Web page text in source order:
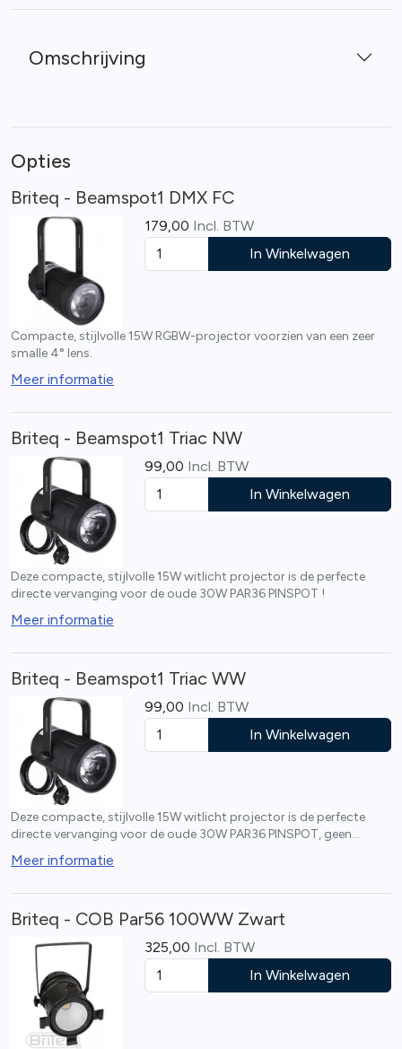
Omschrijving
Opties
Briteq - Beamspot1 DMX FC
179,00 Incl. BTW
In Winkelwagen
Compacte, stijlvolle 15W RGBW-projector voorzien van een zeer
smalle 4° lens.
Meer informatie
Briteq - Beamspot1 Triac NW
99,00 Incl. BTW
In Winkelwagen
Deze compacte, stijlvolle 15W witlicht projector is de perfecte
directe vervanging voor de oude 30W PAR36 PINSPOT !
Meer informatie
Briteq - Beamspot1 Triac WW
99,00 Incl. BTW
In Winkelwagen
Deze compacte, stijlvolle 15W witlicht projector is de perfecte
directe vervanging voor de oude 30W PAR36 PINSPOT, geen
wijzigingen nodig !
Meer informatie
Briteq - COB Par56 100WW Zwart
325,00 Incl. BTW
In Winkelwagen